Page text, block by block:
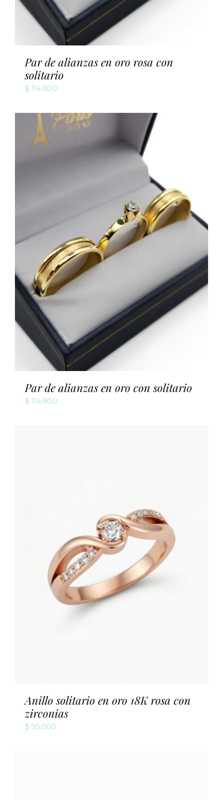
Par de alianzas en oro rosa con
solitario
$ 114.800
Par de alianzas en oro con solitario
$ 114.800
Anillo solitario en oro 18K rosa con
zirconias
$ 95.000